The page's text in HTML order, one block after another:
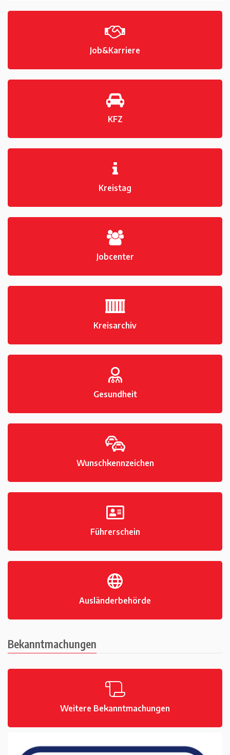
Job&Karriere
KFZ
Kreistag
Jobcenter
Kreisarchiv
Gesundheit
Wunschkennzeichen
Führerschein
Ausländerbehörde
Bekanntmachungen
Weitere Bekanntmachungen